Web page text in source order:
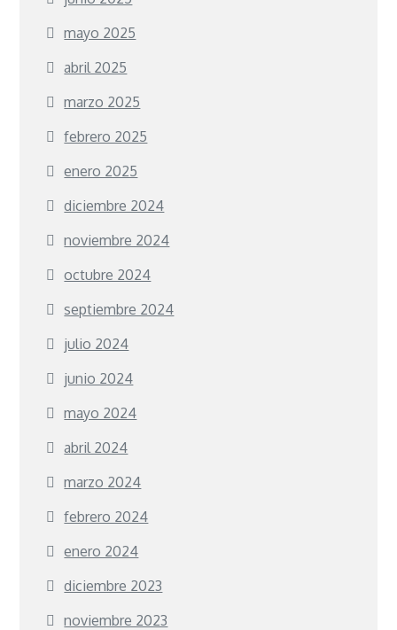
mayo 2025
abril 2025
marzo 2025
febrero 2025
enero 2025
diciembre 2024
noviembre 2024
octubre 2024
septiembre 2024
julio 2024
junio 2024
mayo 2024
abril 2024
marzo 2024
febrero 2024
enero 2024
diciembre 2023
noviembre 2023